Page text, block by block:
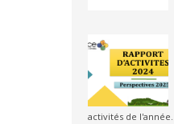
activités de